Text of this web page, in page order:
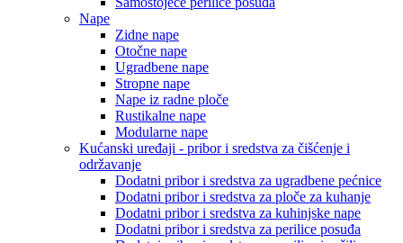
Nape
Zidne nape
Otočne nape
Ugradbene nape
Stropne nape
Nape iz radne ploče
Rustikalne nape
Modularne nape
Kućanski uređaji - pribor i sredstva za čišćenje i
održavanje
Dodatni pribor i sredstva za ugradbene pećnice
Dodatni pribor i sredstva za ploče za kuhanje
Dodatni pribor i sredstva za kuhinjske nape
Dodatni pribor i sredstva za perilice posuđa